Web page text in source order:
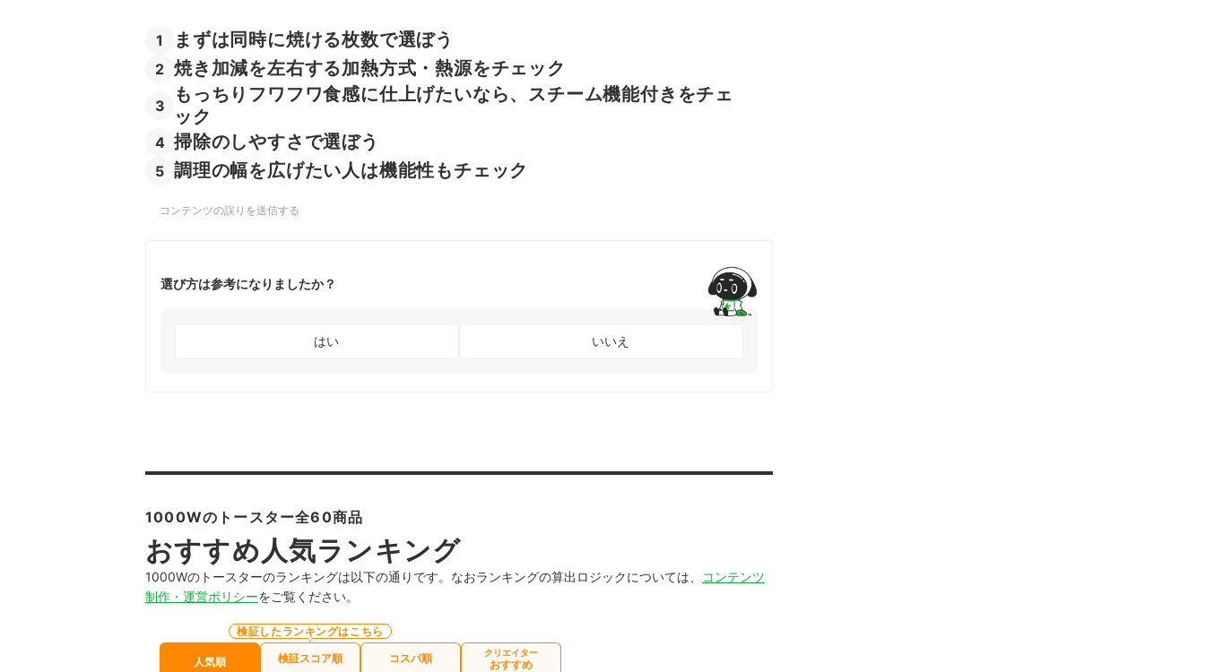
1 まずは同時に焼ける枚数で選ぼう
2 焼き加減を左右する加熱方式・熱源をチェック
3
もっちりフワフワ食感に仕上げたいなら、スチーム機能付きをチェ
ック
4 掃除のしやすさで選ぼう
5 調理の幅を広げたい人は機能性もチェック
コンテンツの誤りを送信する
選び方は参考になりましたか？
はい いいえ
1000Wのトースター全60商品
おすすめ人気ランキング
1000Wのトースターのランキングは以下の通りです。なおランキングの算出ロジックについては、
コンテンツ
制作・運営ポリシーをご覧ください。
人気順
検証したランキングはこちら
検証スコア順 コスパ順 クリエイター
おすすめ